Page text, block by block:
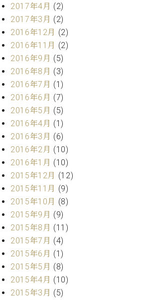
ホ
フ
マ
ヴ
ィ
ジ
ョ
ン
C.BECHSTEIN
Digital(ベ
ヒ
シ
ュ
タ
イ
ン
デ
ジ
タ
ル)
拶
技
術
紹
介
展示
情報
【ユ
ーロ
ピア
ノ特
選中
古】
イ
ベ
ト
情
報
八
王
子
房
ブ
ロ
2017年4月 (2)
2017年3月 (2)
2016年12月 (2)
2016年11月 (2)
2016年9月 (5)
2016年8月 (3)
2016年7月 (1)
2016年6月 (7)
2016年5月 (5)
2016年4月 (1)
2016年3月 (6)
2016年2月 (10)
2016年1月 (10)
2015年12月 (12)
2015年11月 (9)
2015年10月 (8)
2015年9月 (9)
2015年8月 (11)
2015年7月 (4)
2015年6月 (1)
2015年5月 (8)
2015年4月 (10)
2015年3月 (5)